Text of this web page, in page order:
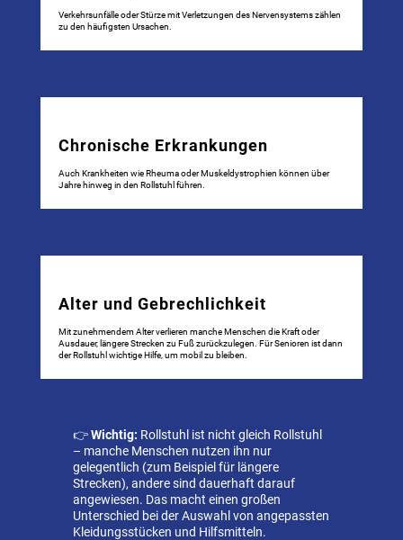
Verkehrsunfälle oder Stürze mit Verletzungen des Nervensystems zählen
zu den häufigsten Ursachen.
Chronische Erkrankungen
Auch Krankheiten wie Rheuma oder Muskeldystrophien können über
Jahre hinweg in den Rollstuhl führen.
Alter und Gebrechlichkeit
Mit zunehmendem Alter verlieren manche Menschen die Kraft oder
Ausdauer, längere Strecken zu Fuß zurückzulegen. Für Senioren ist dann
der Rollstuhl wichtige Hilfe, um mobil zu bleiben.
👉Wichtig: Rollstuhl ist nicht gleich Rollstuhl
– manche Menschen nutzen ihn nur
gelegentlich (zum Beispiel für längere
Strecken), andere sind dauerhaft darauf
angewiesen. Das macht einen großen
Unterschied bei der Auswahl von angepassten
Kleidungsstücken und Hilfsmitteln.